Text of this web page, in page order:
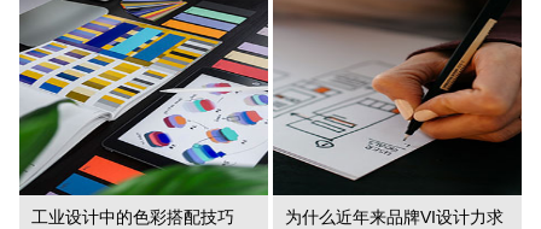
工业设计中的色彩搭配技巧
为什么近年来品牌VI设计力求